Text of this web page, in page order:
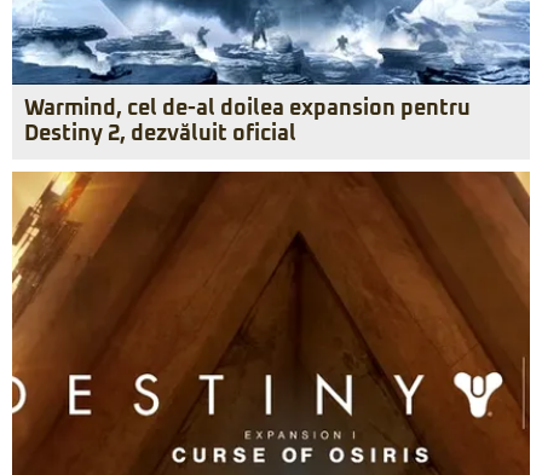
Warmind, cel de-al doilea expansion pentru
Destiny 2, dezvăluit oficial